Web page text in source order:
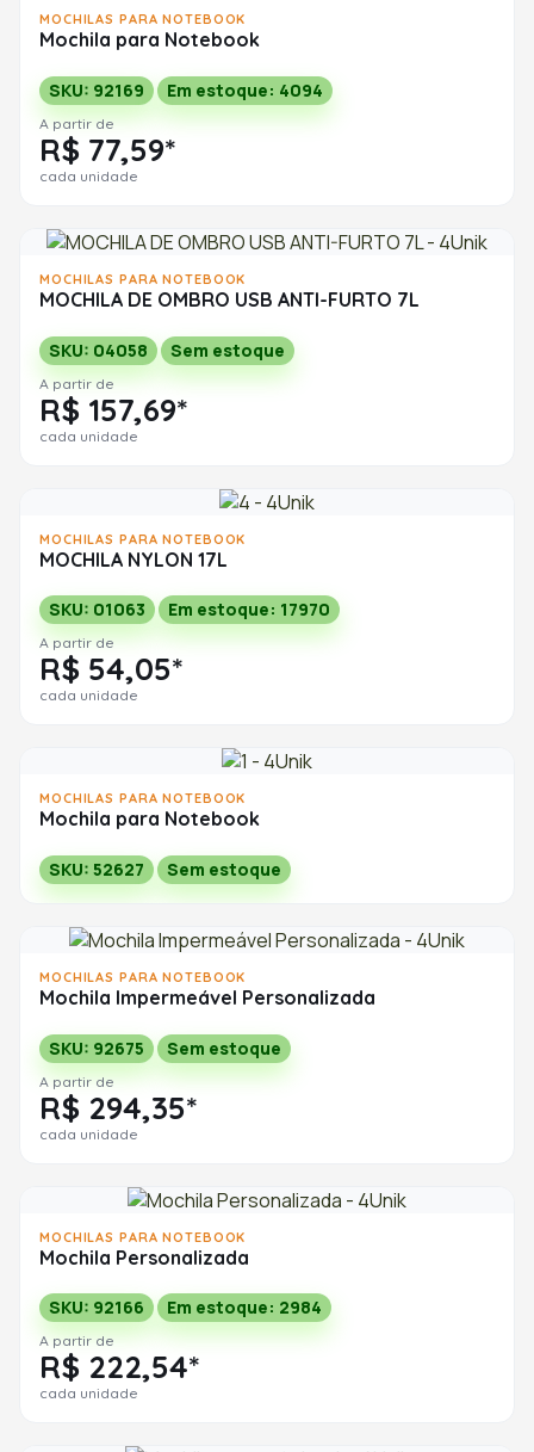
MOCHILAS PARA NOTEBOOK
Mochila para Notebook
SKU: 92169 Em estoque: 4094
A partir de
R$ 77,59*
cada unidade
MOCHILAS PARA NOTEBOOK
MOCHILA DE OMBRO USB ANTI-FURTO 7L
SKU: 04058 Sem estoque
A partir de
R$ 157,69*
cada unidade
MOCHILAS PARA NOTEBOOK
MOCHILA NYLON 17L
SKU: 01063 Em estoque: 17970
A partir de
R$ 54,05*
cada unidade
MOCHILAS PARA NOTEBOOK
Mochila para Notebook
SKU: 52627 Sem estoque
MOCHILAS PARA NOTEBOOK
Mochila Impermeável Personalizada
SKU: 92675 Sem estoque
A partir de
R$ 294,35*
cada unidade
MOCHILAS PARA NOTEBOOK
Mochila Personalizada
SKU: 92166 Em estoque: 2984
A partir de
R$ 222,54*
cada unidade